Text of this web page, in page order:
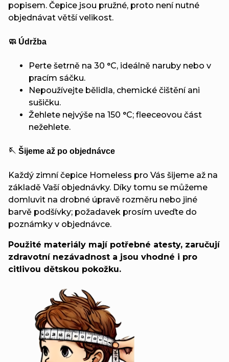
popisem. Čepice jsou pružné, proto není nutné
objednávat větší velikost.
🧼 Údržba
Perte šetrně na 30 °C, ideálně naruby nebo v
pracím sáčku.
Nepoužívejte bělidla, chemické čištění ani
sušičku.
Žehlete nejvýše na 150 °C; fleeceovou část
nežehlete.
🪡 Šijeme až po objednávce
Každý zimní čepice Homeless pro Vás šijeme až na
základě Vaší objednávky. Díky tomu se můžeme
domluvit na drobné úpravě rozměru nebo jiné
barvě podšívky; požadavek prosím uveďte do
poznámky v objednávce.
Použité materiály mají potřebné atesty, zaručují
zdravotní nezávadnost a jsou vhodné i pro
citlivou dětskou pokožku.